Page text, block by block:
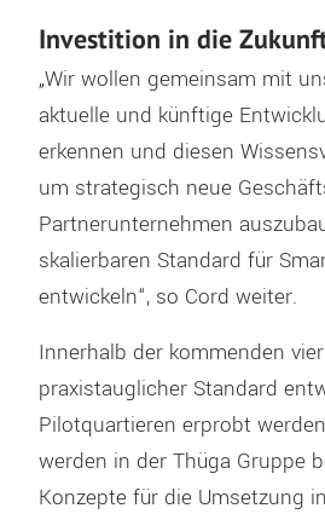
Investition in die
„Wir wollen gemeinsam mit
aktuelle und künftige
erkennen und diesen
um strategisch neue
Partnerunternehmen
skalierbaren Standard für
entwickeln“, so Cord weiter.
Innerhalb der kommenden
praxistauglicher Standard
Pilotquartieren erprobt
werden in der Thüga Gruppe
Konzepte für die Umsetzung